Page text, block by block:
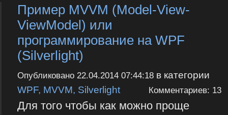
Пример MVVM (Model-View-
ViewModel) или
программирование на WPF
(Silverlight)
Опубликовано 22.04.2014 07:44:18в категории
WPF, MVVM, Silverlight
Комментариев: 13
Для того чтобы как можно проще